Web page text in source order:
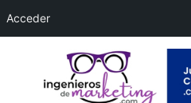
Acceder